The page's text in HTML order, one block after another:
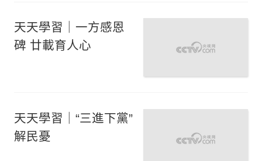
天天學習｜一方感恩
碑 廿載育人心
天天學習｜“三進下黨”
解民憂